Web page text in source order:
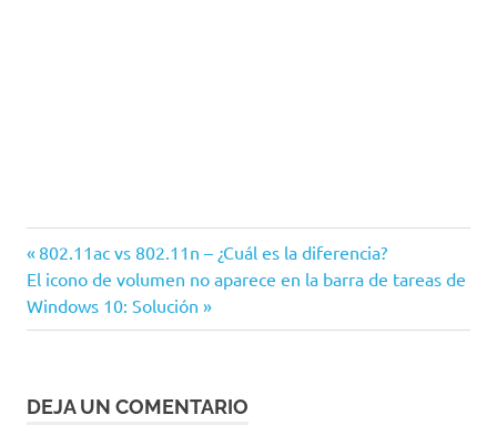
kaspersky
Seguridad
Navegación
de
Entrada
anterior:
802.11ac vs 802.11n – ¿Cuál es la diferencia?
Siguiente
entrada:
El icono de volumen no aparece en la barra de tareas de
Windows 10: Solución
DEJA UN COMENTARIO